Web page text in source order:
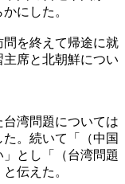
にした。
問を終えて帰途に就
席と北朝鮮につい
湾問題については
た。続いて「（中国
とし「（台湾問題
伝えた。